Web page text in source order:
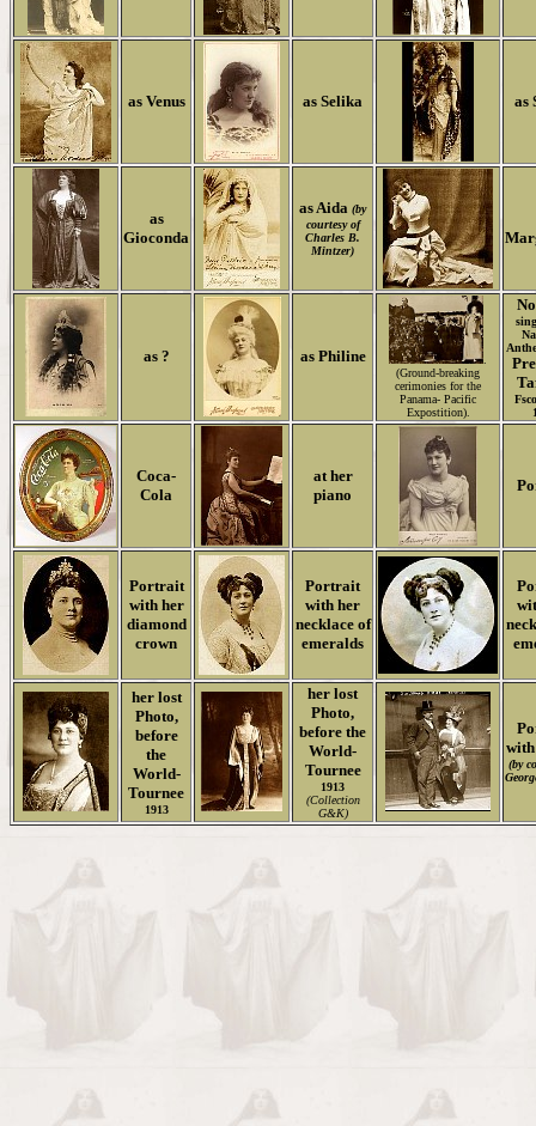
as Venus as Selika as
as
Gioconda
as Aida (by
courtesy of
Charles B.
Mintzer)
as ? as Philine
(Ground-breaking
cerimonies for the
Panama- Pacific
Expostition).
Coca-
Cola
at her
piano
Portrait
with her
diamond
crown
Portrait
with her
necklace of
emeralds
her lost
Photo,
before
the
World-
Tournee
1913
her lost
Photo,
before the
World-
Tournee
1913
(Collection
G&K)
(by